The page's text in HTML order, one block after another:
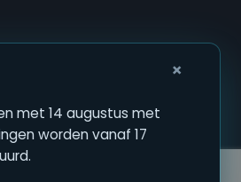
×
met 14 augustus met
worden vanaf 17